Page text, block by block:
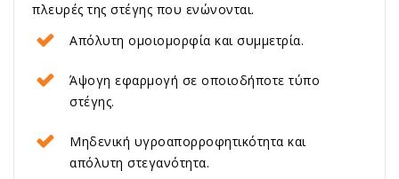
πλευρές της στέγης που ενώνονται.
Aπόλυτη ομοιομορφία και συμμετρία.
Άψογη εφαρμογή σε οποιοδήποτε τύπο
στέγης.
Μηδενική υγροαπορροφητικότητα και
απόλυτη στεγανότητα.